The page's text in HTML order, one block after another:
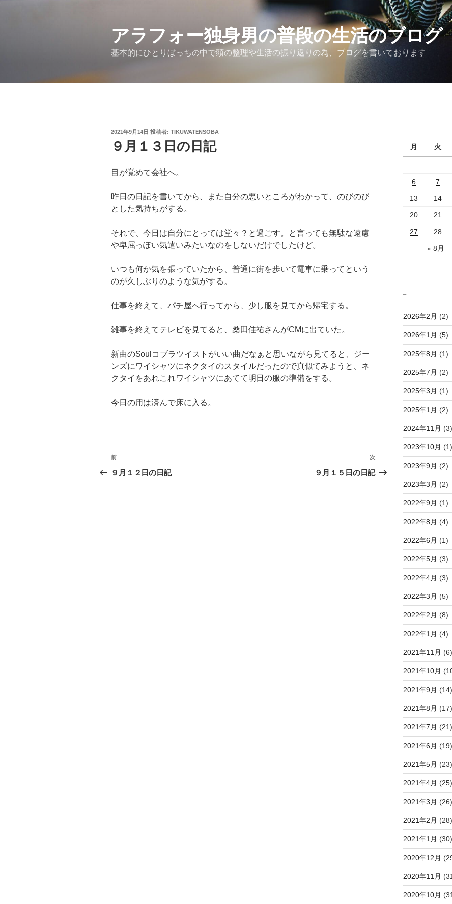
アラフォー独身男の普段の生活のブログ
基本的にひとりぼっちの中で頭の整理や生活の振り返りの為、ブログを書いております
投
日:
2021年9月14日 投稿者: TIKUWATENSOBA
９月１３日の日記
目が覚めて会社へ。
昨日の日記を書いてから、また自分の悪いところがわかって、のびのび
とした気持ちがする。
それで、今日は自分にとっては堂々？と過ごす。と言っても無駄な遠慮
や卑屈っぽい気遣いみたいなのをしないだけでしたけど。
いつも何か気を張っていたから、普通に街を歩いて電車に乗ってという
のが久しぶりのような気がする。
仕事を終えて、パチ屋へ行ってから、少し服を見てから帰宅する。
雑事を終えてテレビを見てると、桑田佳祐さんがCMに出ていた。
新曲のSoulコブラツイストがいい曲だなぁと思いながら見てると、ジー
ンズにワイシャツにネクタイのスタイルだったので真似てみようと、ネ
クタイをあれこれワイシャツにあてて明日の服の準備をする。
今日の用は済んで床に入る。
投
稿
過
去
前
９月１２日の日記
の
次
９月１５日の日記
月 火
6 7
13 14
20 21
27 28
« 8月
2026年2月 (2)
2026年1月 (5)
2025年8月 (1)
2025年7月 (2)
2025年3月 (1)
2025年1月 (2)
2024年11月 (3)
2023年10月 (1)
2023年9月 (2)
2023年3月 (2)
2022年9月 (1)
2022年8月 (4)
2022年6月 (1)
2022年5月 (3)
2022年4月 (3)
2022年3月 (5)
2022年2月 (8)
2022年1月 (4)
2021年11月 (6)
2021年10月
2021年9月 (14)
2021年8月 (17)
2021年7月 (21)
2021年6月 (19)
2021年5月 (23)
2021年4月 (25)
2021年3月 (26)
2021年2月 (28)
2021年1月 (30)
2020年12月
2020年11月
2020年10月